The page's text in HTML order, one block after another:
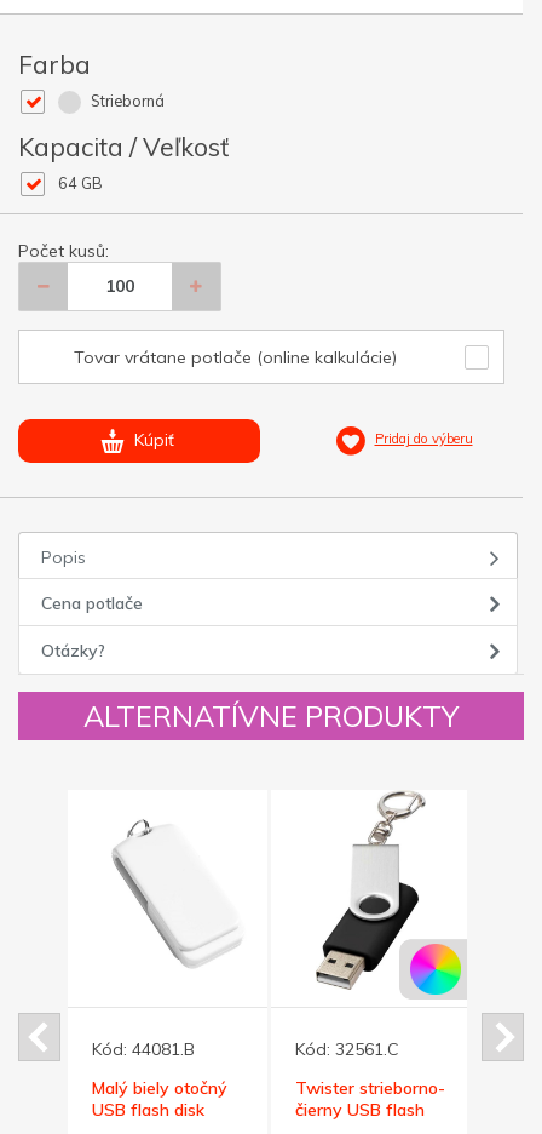
Farba
Strieborná
Kapacita / Veľkosť
64 GB
Počet kusů:
Tovar vrátane potlače (online kalkulácie)
Kúpiť Pridaj do výberu
Popis
Cena potlače
Otázky?
ALTERNATÍVNE PRODUKTY
Kód: 44081.B
Malý biely otočný
USB flash disk
Kód: 32561.C
Twister strieborno-
čierny USB flash
Kód: